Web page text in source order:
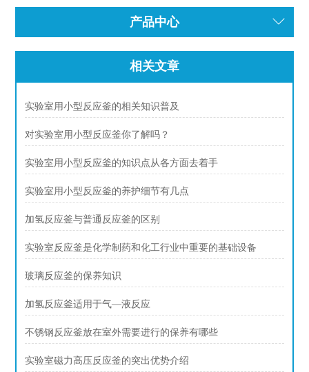
产品中心
相关文章
实验室用小型反应釜的相关知识普及
对实验室用小型反应釜你了解吗？
实验室用小型反应釜的知识点从各方面去着手
实验室用小型反应釜的养护细节有几点
加氢反应釜与普通反应釜的区别
实验室反应釜是化学制药和化工行业中重要的基础设备
玻璃反应釜的保养知识
加氢反应釜适用于气—液反应
不锈钢反应釜放在室外需要进行的保养有哪些
实验室磁力高压反应釜的突出优势介绍